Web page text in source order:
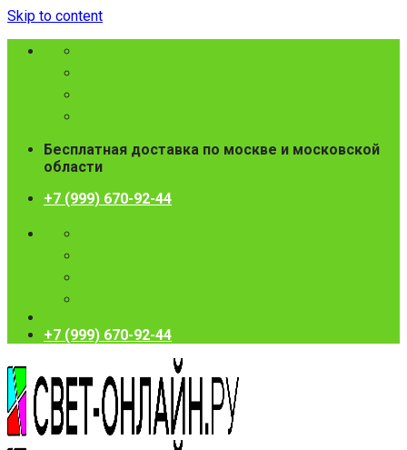
Skip to content
Бесплатная доставка по москве и московской
области
+7 (999) 670-92-44
+7 (999) 670-92-44